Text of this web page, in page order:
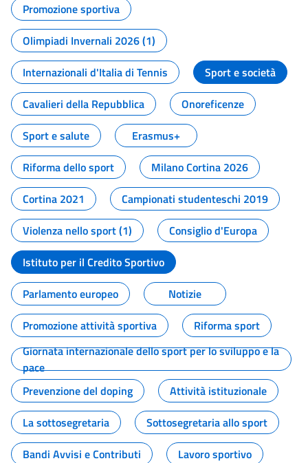
Promozione sportiva
Olimpiadi Invernali 2026 (1)
Internazionali d'Italia di Tennis
Sport e società
Cavalieri della Repubblica
Onoreficenze
Sport e salute
Erasmus+
Riforma dello sport
Milano Cortina 2026
Cortina 2021
Campionati studenteschi 2019
Violenza nello sport (1)
Consiglio d'Europa
Istituto per il Credito Sportivo
Parlamento europeo
Notizie
Promozione attività sportiva
Riforma sport
Giornata internazionale dello sport per lo sviluppo e la
pace
Prevenzione del doping
Attività istituzionale
La sottosegretaria
Sottosegretaria allo sport
Bandi Avvisi e Contributi
Lavoro sportivo